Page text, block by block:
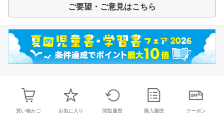
ご要望・ご意見はこちら
買い物かご お気に入り 閲覧履歴 購入履歴 クーポン